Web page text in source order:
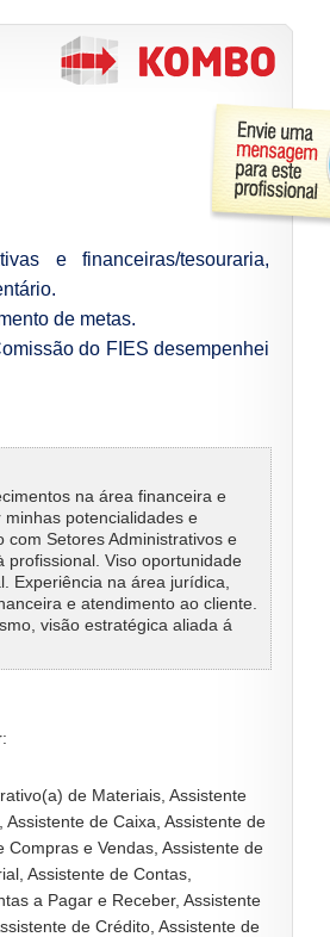
e financeiras/tesouraria,
de metas.
do FIES desempenhei
na área financeira e
potencialidades e
Setores Administrativos e
profissional. Viso oportunidade
Experiência na área jurídica,
e atendimento ao cliente.
visão estratégica aliada á
de Materiais, Assistente
de Caixa, Assistente de
Compras e Vendas, Assistente de
Assistente de Contas,
a Pagar e Receber, Assistente
de Crédito, Assistente de